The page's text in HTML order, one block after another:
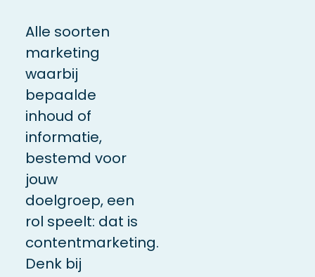
Alle soorten
marketing
waarbij
bepaalde
inhoud of
informatie,
bestemd voor
jouw
doelgroep, een
rol speelt: dat is
contentmarketing.
Denk bij